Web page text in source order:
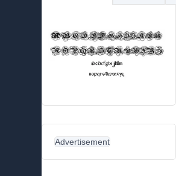
Advertisement